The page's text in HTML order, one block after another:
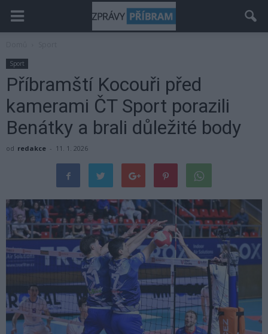
Sport
Příbramští Kocouři před
kamerami ČT Sport porazili
Benátky a brali důležité body
od redakce - 11. 1. 2026